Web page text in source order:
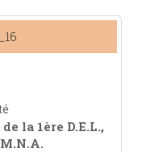
la 1ère D.E.L.,